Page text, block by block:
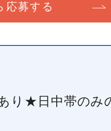
応募する
り★日中帯のみ